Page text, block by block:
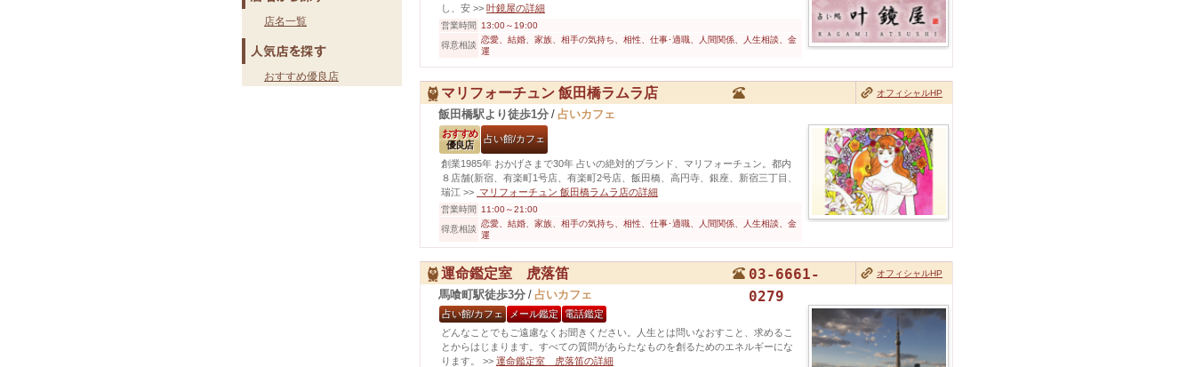
店名一覧
おすすめ優良店
し、安 >> 叶鏡屋の詳細
営業時間
13:00～19:00
得意相談
恋愛、結婚、家族、相手の気持ち、相性、仕事･適職、人間関係、人生相談、金
運
マリフォーチュン 飯田橋ラムラ店 オフィシャルHP
飯田橋駅より徒歩1分 / 占いカフェ
おすすめ
優良店
占い館/カフェ
創業1985年 おかげさまで30年 占いの絶対的ブランド、マリフォーチュン。都内
８店舗(新宿、有楽町1号店、有楽町2号店、飯田橋、高円寺、銀座、新宿三丁目、
瑞江 >> マリフォーチュン 飯田橋ラムラ店の詳細
営業時間
11:00～21:00
得意相談
恋愛、結婚、家族、相手の気持ち、相性、仕事･適職、人間関係、人生相談、金
運
運命鑑定室 虎落笛
03-6661-
0279
オフィシャルHP
馬喰町駅徒歩3分 / 占いカフェ
占い館/カフェ メール鑑定 電話鑑定
どんなことでもご遠慮なくお聞きください。人生とは問いなおすこと、求めるこ
とからはじまります。すべての質問があらたなものを創るためのエネルギーにな
ります。
>> 運命鑑定室 虎落笛の詳細